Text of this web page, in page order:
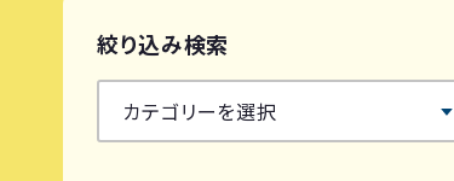
絞り込み検索